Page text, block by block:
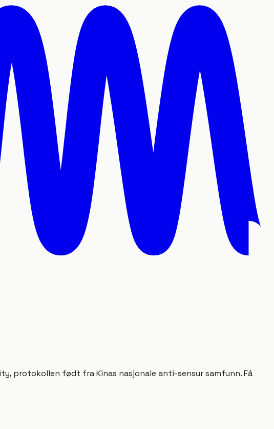
protokollen født fra Kinas nasjonale anti-sensur samfunn. Få